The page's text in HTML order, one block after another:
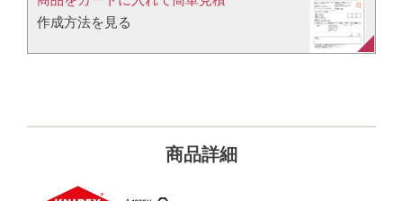
作成方法を見る​​
商品詳細